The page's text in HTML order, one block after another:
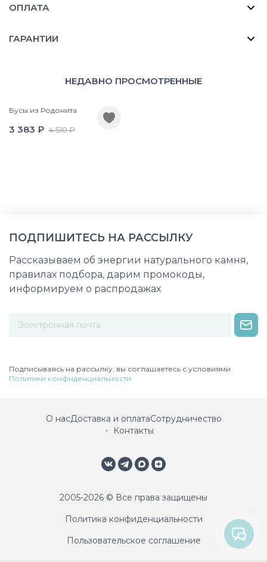
ОПЛАТА
ГАРАНТИИ
НЕДАВНО ПРОСМОТРЕННЫЕ
Бусы из Родонита
3 383 ₽ 4 510 ₽
ПОДПИШИТЕСЬ НА РАССЫЛКУ
Рассказываем об энергии натурального камня,
правилах подбора, дарим промокоды,
информируем о распродажах
Подписываясь на рассылку, вы соглашаетесь с условиями
Политики конфиденциальности
О насДоставка и оплатаСотрудничество
Контакты
2005-2026 © Все права защищены
Политика конфиденциальности
Пользовательское соглашение